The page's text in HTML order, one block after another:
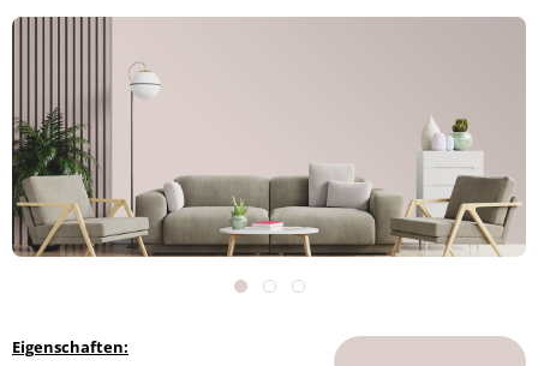
Eigenschaften: